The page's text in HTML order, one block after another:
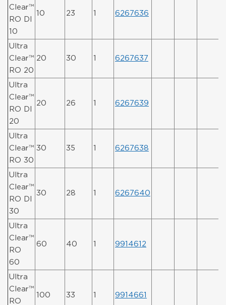
Clear™
RO DI
10
10 23 1 6267636
Ultra
Clear™
RO 20
20 30 1 6267637
Ultra
Clear™
RO DI
20
20 26 1 6267639
Ultra
Clear™
RO 30
30 35 1 6267638
Ultra
Clear™
RO DI
30
30 28 1 6267640
Ultra
Clear™
RO
60
60 40 1 9914612
Ultra
Clear™
RO
100 33 1 9914661